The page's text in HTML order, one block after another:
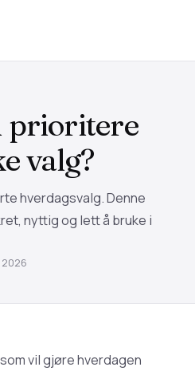
prioritere
valg?
hverdagsvalg. Denne
nyttig og lett å bruke i
vil gjøre hverdagen